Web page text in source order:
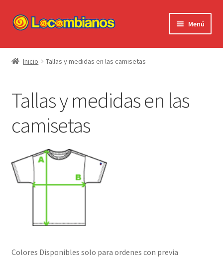
Ir
a
navegación
Ir
al
Menú
Locombianos
El Chuzo
Camisetas
Stickers
Ayuda al Cliente
Inicio Tallas y medidas en las camisetas
Tallas y medidas en las
camisetas
Colores Disponibles solo para ordenes con previa